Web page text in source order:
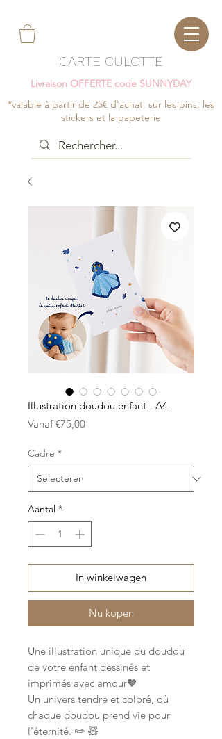
CARTE CULOTTE
Livraison OFFERTE code SUNNYDAY
*valable à partir de 25€ d'achat, sur les pins, les
stickers et la papeterie
Illustration doudou enfant - A4
Vanaf€75,00Verkoopprijs
Cadre *
Aantal *
In winkelwagen
Nu kopen
Une illustration unique du doudou
de votre enfant dessinés et
imprimés avec amour🧡
Un univers tendre et coloré, où
chaque doudou prend vie pour
l'éternité. ✏️ 🧸